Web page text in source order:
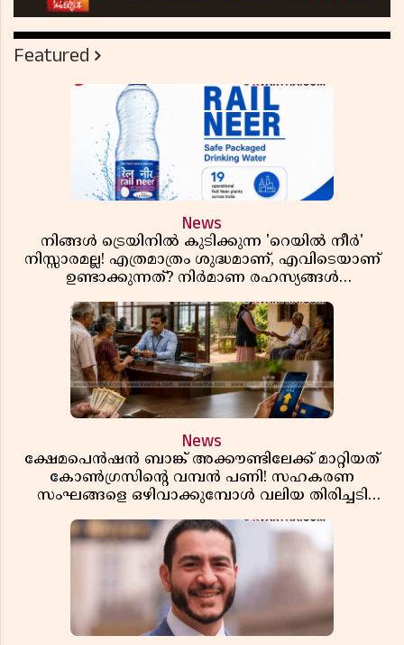
Featured
News
നിങ്ങൾ ട്രെയിനിൽ കുടിക്കുന്ന 'റെയിൽ നീർ'
നിസ്സാരമല്ല! എത്രമാത്രം ശുദ്ധമാണ്, എവിടെയാണ്
ഉണ്ടാക്കുന്നത്? നിർമാണ രഹസ്യങ്ങൾ
News
ക്ഷേമപെൻഷൻ ബാങ്ക് അക്കൗണ്ടിലേക്ക് മാറ്റിയത്
കോൺഗ്രസിന്റെ വമ്പൻ പണി! സഹകരണ
സംഘങ്ങളെ ഒഴിവാക്കുമ്പോൾ വലിയ തിരിച്ചടി